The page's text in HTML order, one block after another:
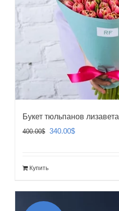
Букет тюльпанов лизавета
400.00$
Первоначальная
340.00$Текущая
Купить